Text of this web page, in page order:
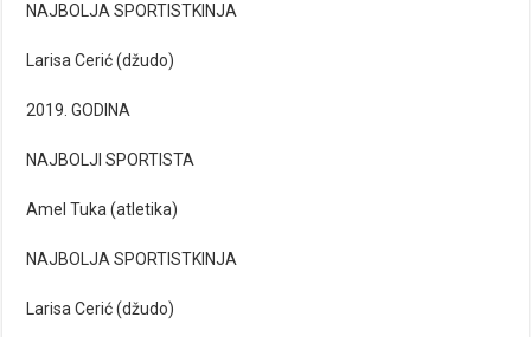
NAJBOLJA SPORTISTKINJA
Larisa Cerić (džudo)
2019. GODINA
NAJBOLJI SPORTISTA
Amel Tuka (atletika)
NAJBOLJA SPORTISTKINJA
Larisa Cerić (džudo)